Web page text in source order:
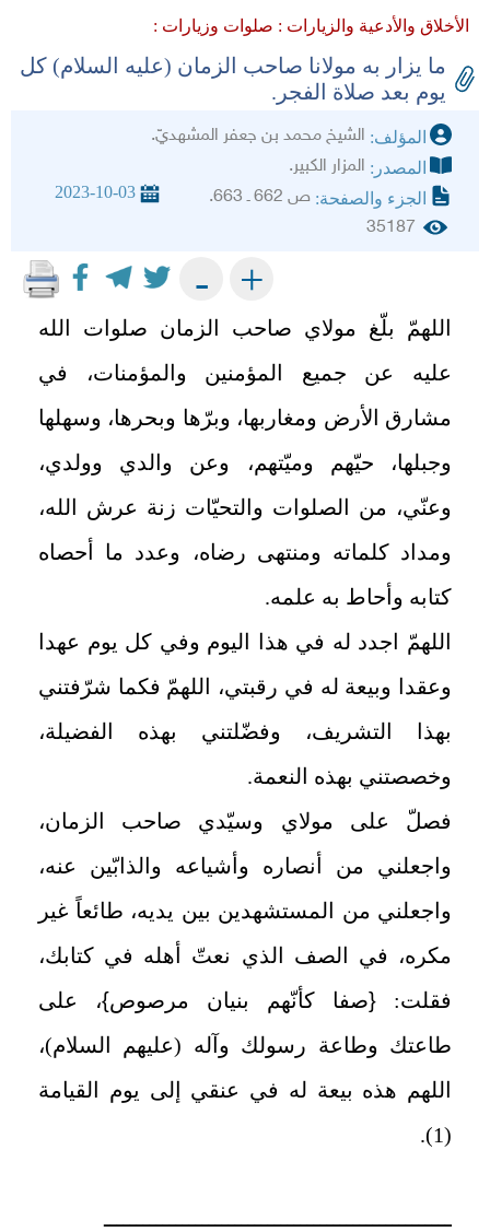
الأخلاق والأدعية والزيارات : صلوات وزيارات :
ما يزار به مولانا صاحب الزمان (عليه ‌السلام) كل
يوم بعد صلاة الفجر.
المؤلف: الشيخ محمد بن جعفر المشهديّ.
المصدر: المزار الكبير.
الجزء والصفحة: ص 662 ـ 663. 2023-10-03
35187
+
-
اللهمّ بلّغ مولاي صاحب الزمان صلوات الله
عليه عن جميع المؤمنين والمؤمنات، في
مشارق الأرض ومغاربها، وبرّها وبحرها، وسهلها
وجبلها، حيّهم وميّتهم، وعن والدي وولدي،
وعنّي، من الصلوات والتحيّات زنة عرش الله،
ومداد كلماته ومنتهى رضاه، وعدد ما أحصاه
كتابه وأحاط به علمه.
اللهمّ اجدد له في هذا اليوم وفي كل يوم عهدا
وعقدا وبيعة له في رقبتي، اللهمّ فكما شرّفتني
بهذا التشريف، وفضّلتني بهذه الفضيلة،
وخصصتني بهذه النعمة.
فصلّ على مولاي وسيّدي صاحب الزمان،
واجعلني من أنصاره وأشياعه والذابّين عنه،
واجعلني من المستشهدين بين يديه، طائعاً غير
مكره، في الصف الذي نعتّ أهله في كتابك،
فقلت: {صفا كأنّهم بنيان مرصوص}، على
طاعتك وطاعة رسولك وآله (عليهم ‌السلام)،
اللهم هذه بيعة له في عنقي إلى يوم القيامة
(1).
ـــــــــــــــــــــــــــــــــــــــــــــــــــــ